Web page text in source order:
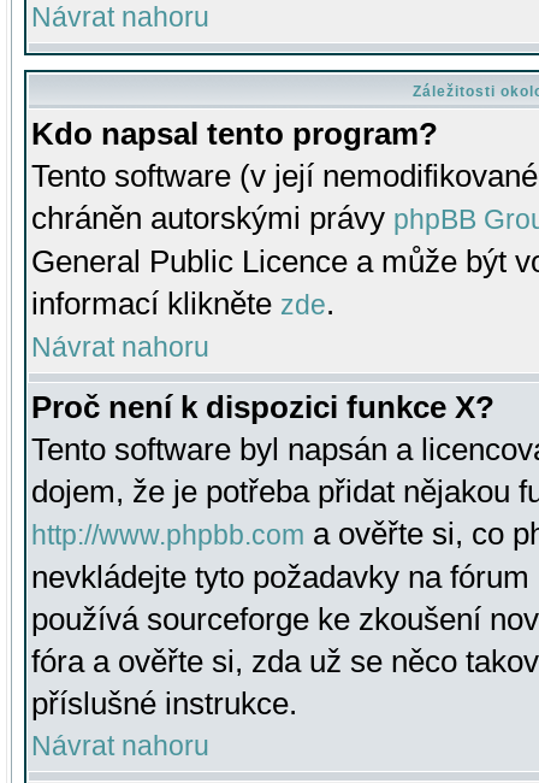
Návrat nahoru
Záležitosti
Kdo napsal tento program?
Tento software (v její
chráněn autorskými právy phpBB
General Public Licence a může být
informací klikněte zde.
Návrat nahoru
Proč není k dispozici funkce X?
Tento software byl napsán a
dojem, že je potřeba přidat nějakou
http://www.phpbb.com a ověřte si, co
nevkládejte tyto požadavky na
používá sourceforge ke zkoušení
fóra a ověřte si, zda už se něco
příslušné instrukce.
Návrat nahoru